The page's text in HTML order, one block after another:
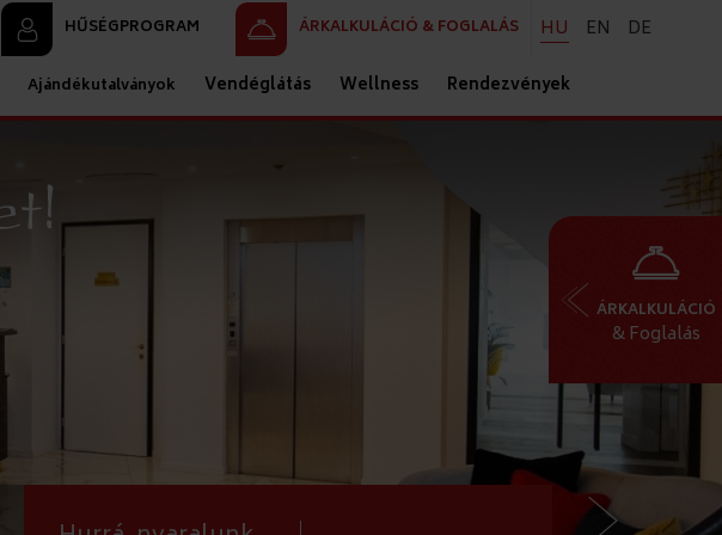
HŰSÉGPROGRAM ÁRKALKULÁCIÓ & FOGLALÁS HU EN DE
Ajándékutalványok Vendéglátás Wellness Rendezvények
ÁRKALKULÁCIÓ
& Foglalás